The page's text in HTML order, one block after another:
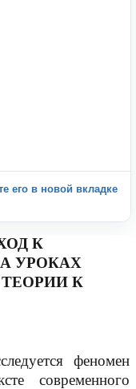
его в новой вкладке
К
УРОКАХ
К
феномен
современного